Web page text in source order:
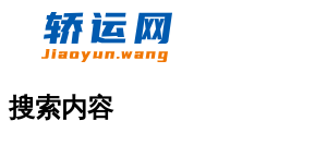
搜索内容